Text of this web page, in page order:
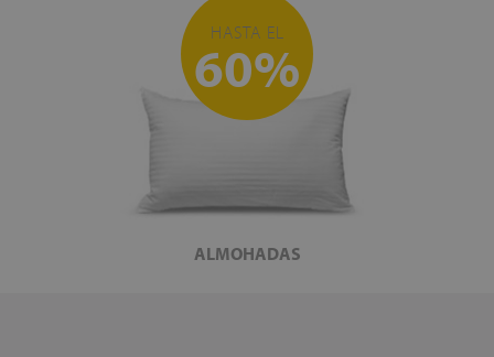
HASTA EL
60%
ALMOHADAS